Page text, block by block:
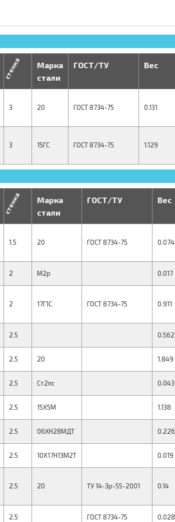
стенка
Марка
стали
ГОСТ/ТУ Вес
3 20 ГОСТ 8734-75 0.131
3 15ГС ГОСТ 8734-75 1.129
стенка
Марка
стали
ГОСТ/ТУ Вес
1.5 20 ГОСТ 8734-75 0.074
2 М2р 0.017
2 17Г1С ГОСТ 8734-75 0.911
2.5 0.562
2.5 20 1.849
2.5 Ст2пс 0.043
2.5 15Х5М 1.138
2.5 06ХН28МДТ 0.226
2.5 10Х17Н13М2Т 0.019
2.5 20 ТУ 14-3р-55-2001 0.14
2.5 ГОСТ 8734-75 0.028